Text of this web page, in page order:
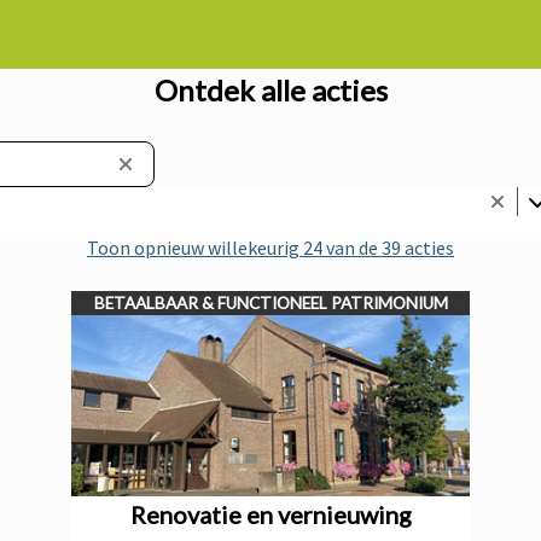
Ontdek alle acties
Toon opnieuw willekeurig 24 van de 39 acties
BETAALBAAR & FUNCTIONEEL PATRIMONIUM
Renovatie en vernieuwing